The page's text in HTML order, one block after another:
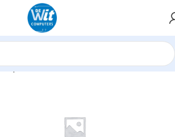
productnummer LC424VAL